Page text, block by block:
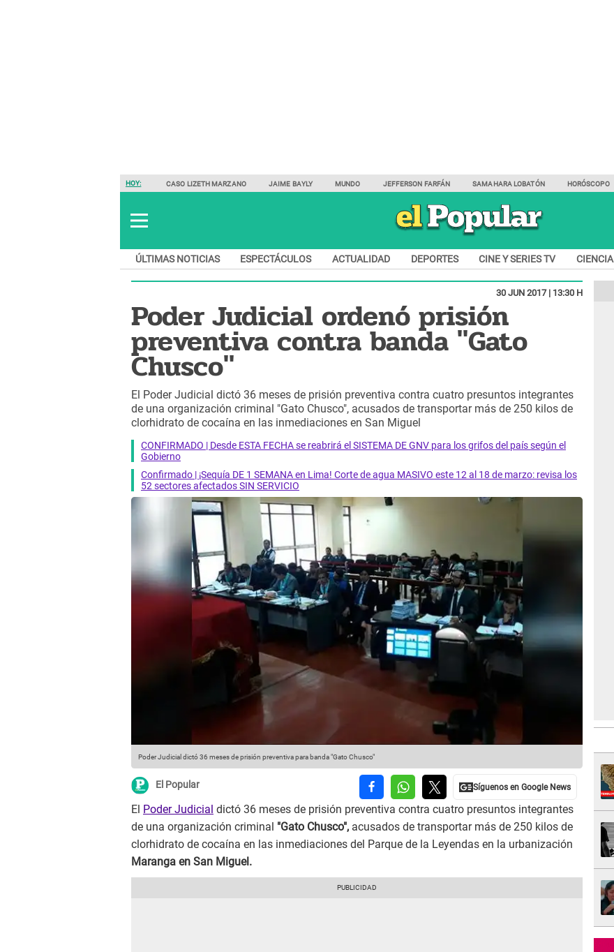
HOY: CASO LIZETH MARZANO JAIME BAYLY MUNDO JEFFERSON FARFÁN SAMAHARA LOBATÓN HORÓSCOPO
ÚLTIMAS NOTICIAS ESPECTÁCULOS ACTUALIDAD DEPORTES CINE Y SERIES TV CIENCIA
30 JUN 2017 | 13:30 H
Poder Judicial ordenó prisión
preventiva contra banda "Gato
Chusco"
El Poder Judicial dictó 36 meses de prisión preventiva contra cuatro presuntos integrantes
de una organización criminal "Gato Chusco", acusados de transportar más de 250 kilos de
clorhidrato de cocaína en las inmediaciones en San Miguel
CONFIRMADO | Desde ESTA FECHA se reabrirá el SISTEMA DE GNV para los grifos del país según el
Gobierno
Confirmado | ¡Sequía DE 1 SEMANA en Lima! Corte de agua MASIVO este 12 al 18 de marzo: revisa los
52 sectores afectados SIN SERVICIO
Poder Judicial dictó 36 meses de prisión preventiva para banda "Gato Chusco"
El Popular
El Poder Judicial dictó 36 meses de prisión preventiva contra cuatro presuntos integrantes
de una organización criminal "Gato Chusco", acusados de transportar más de 250 kilos de
clorhidrato de cocaína en las inmediaciones del Parque de la Leyendas en la urbanización
Maranga en San Miguel.